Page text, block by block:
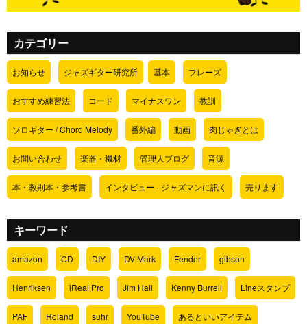
カテゴリー
お知らせ ジャズギター研究所 基本 フレーズ
おすすめ練習法 コード マイナスワン 教訓
ソロギター / Chord Melody 番外編 動画 肉じゃぎとは
お問い合わせ 楽器・機材 管理人ブログ 音源
本・教則本・参考書 インタビュー - ジャズマンに訊く 売ります
キーワード
amazon CD DIY DV Mark Fender gibson
Henriksen iReal Pro Jim Hall Kenny Burrell Lineスタンプ
PAF Roland suhr YouTube あるといいアイテム